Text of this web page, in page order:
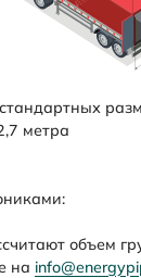
метра
объем
на